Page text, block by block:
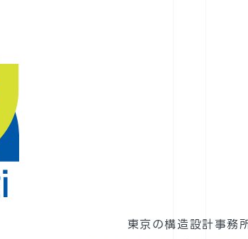
東京の構造設計事務